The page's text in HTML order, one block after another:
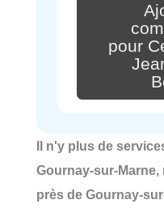
pour
Il n'y plus de
Gournay-sur-
près de Gournay-